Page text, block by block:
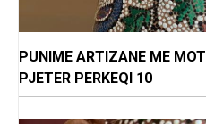
PUNIME ARTIZANE ME
PJETER PERKEQI 10